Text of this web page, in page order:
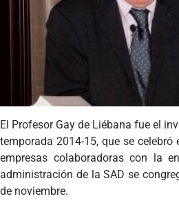
El Profesor Gay de Liébana fue el
temporada 2014-15, que se
empresas colaboradoras con la
administración de la SAD se
de noviembre.